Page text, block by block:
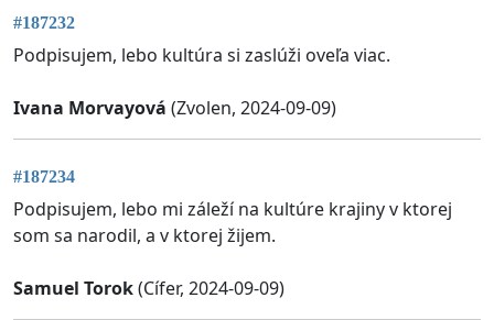
#187232
Podpisujem, lebo kultúra si zaslúži oveľa viac.
Ivana Morvayová (Zvolen, 2024-09-09)
#187234
Podpisujem, lebo mi záleží na kultúre krajiny v ktorej
som sa narodil, a v ktorej žijem.
Samuel Torok(Cífer, 2024-09-09)